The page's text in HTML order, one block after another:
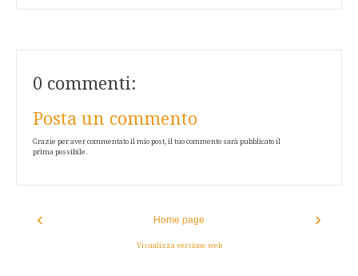
0 commenti:
Posta un commento
Grazie per aver commentato il mio post, il tuo commento sarà pubblicato il
prima possibile.
‹ ›
Home page
Visualizza versione web